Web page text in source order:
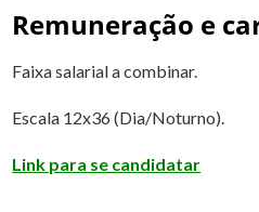
Remuneração e
Faixa salarial a combinar.
Escala 12x36 (Dia/Noturno).
Link para se candidatar